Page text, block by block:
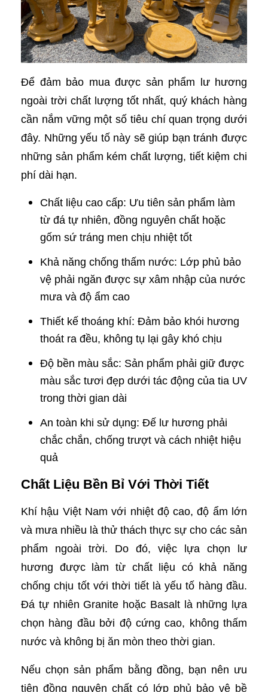
Để đảm bảo mua được sản phẩm lư hương
ngoài trời chất lượng tốt nhất, quý khách hàng
cần nắm vững một số tiêu chí quan trọng dưới
đây. Những yếu tố này sẽ giúp bạn tránh được
những sản phẩm kém chất lượng, tiết kiệm chi
phí dài hạn.
Chất liệu cao cấp: Ưu tiên sản phẩm làm
từ đá tự nhiên, đồng nguyên chất hoặc
gốm sứ tráng men chịu nhiệt tốt
Khả năng chống thấm nước: Lớp phủ bảo
vệ phải ngăn được sự xâm nhập của nước
mưa và độ ẩm cao
Thiết kế thoáng khí: Đảm bảo khói hương
thoát ra đều, không tụ lại gây khó chịu
Độ bền màu sắc: Sản phẩm phải giữ được
màu sắc tươi đẹp dưới tác động của tia UV
trong thời gian dài
An toàn khi sử dụng: Đế lư hương phải
chắc chắn, chống trượt và cách nhiệt hiệu
quả
Chất Liệu Bền Bỉ Với Thời Tiết
Khí hậu Việt Nam với nhiệt độ cao, độ ẩm lớn
và mưa nhiều là thử thách thực sự cho các sản
phẩm ngoài trời. Do đó, việc lựa chọn lư
hương được làm từ chất liệu có khả năng
chống chịu tốt với thời tiết là yếu tố hàng đầu.
Đá tự nhiên Granite hoặc Basalt là những lựa
chọn hàng đầu bởi độ cứng cao, không thấm
nước và không bị ăn mòn theo thời gian.
Nếu chọn sản phẩm bằng đồng, bạn nên ưu
tiên đồng nguyên chất có lớp phủ bảo vệ bề